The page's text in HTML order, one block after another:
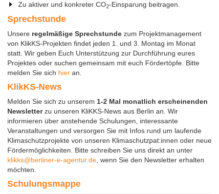
Zu aktiver und konkreter CO2-Einsparung beitragen.
Sprechstunde
Unsere regelmäßige Sprechstunde zum Projektmanagement
von KlikKS-Projekten findet jeden 1. und 3. Montag im Monat
statt. Wir geben Euch Unterstützung zur Durchführung eures
Projektes oder suchen gemeinsam mit euch Fördertöpfe. Bitte
melden Sie sich hier an.
KlikKS-News
Melden Sie sich zu unserem 1-2 Mal monatlich erscheinenden
Newsletterzu unseren KliKKS-News aus Berlin an. Wir
informieren über anstehende Schulungen, interessante
Veranstaltungen und versorgen Sie mit Infos rund um laufende
Klimaschutzprojekte von unseren Klimaschutzpat:innen oder neue
Fördermöglichkeiten. Bitte schreiben Sie uns direkt an unter
klikks@berliner-e-agentur.de , wenn Sie den Newsletter erhalten
möchten.
Schulungsmappe